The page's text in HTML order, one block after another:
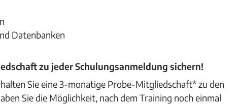
Datenbanken
zu jeder Schulungsanmeldung sichern!
Sie eine 3-monatige Probe-Mitgliedschaft* zu den
Sie die Möglichkeit, nach dem Training noch einmal